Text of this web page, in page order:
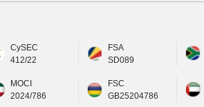
CySEC
412/22
FSA
SD089
MOCI
2024/786
FSC
GB25204786